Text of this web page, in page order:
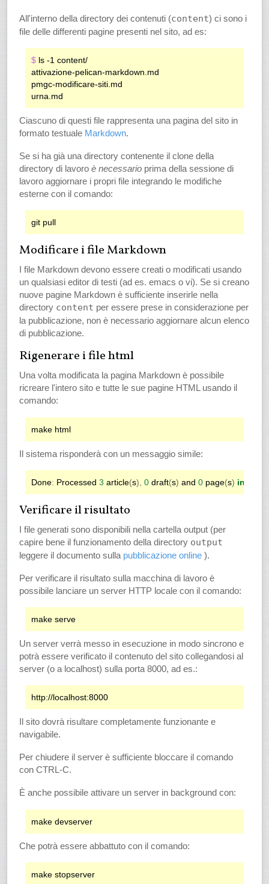
All'interno della directory dei contenuti (content) ci sono i
file delle differenti pagine presenti nel sito, ad es:
$ ls -1 content/
attivazione-pelican-markdown.md
pmgc-modificare-siti.md
Ciascuno di questi file rappresenta una pagina del sito in
formato testuale Markdown.
Se si ha già una directory contenente il clone della
directory di lavoroè necessario prima della sessione di
lavoro aggiornare i propri file integrando le modifiche
esterne con il comando:
Modificare i file Markdown
I file Markdown devono essere creati o modificati usando
un qualsiasi editor di testi (ad es. emacs o vi). Se si creano
nuove pagine Markdown è sufficiente inserirle nella
directory content per essere prese in considerazione per
la pubblicazione, non è necessario aggiornare alcun elenco
di pubblicazione.
Rigenerare i file html
Una volta modificata la pagina Markdown è possibile
ricreare l'intero sito e tutte le sue pagine HTML usando il
comando:
Il sistema risponderà con un messaggio simile:
Done: Processed 3 article(s), 0 draft(s) and 0 page(s) in
Verificare il risultato
I file generati sono disponibili nella cartella output (per
capire bene il funzionamento della directory output
leggere il documento sulla pubblicazione online ).
Per verificare il risultato sulla macchina di lavoro è
possibile lanciare un server HTTP locale con il comando:
Un server verrà messo in esecuzione in modo sincrono e
potrà essere verificato il contenuto del sito collegandosi al
server (o a localhost) sulla porta 8000, ad es.:
Il sito dovrà risultare completamente funzionante e
navigabile.
Per chiudere il server è sufficiente bloccare il comando
con CTRL-C.
È anche possibile attivare un server in background con:
Che potrà essere abbattuto con il comando: